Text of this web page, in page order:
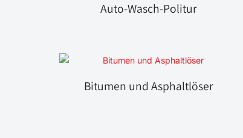
Auto-Wasch-Politur
Bitumen und Asphaltlöser